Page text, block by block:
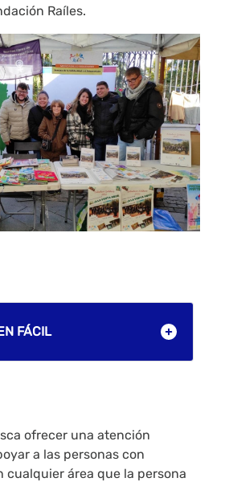
Raíles.
FÁCIL
ofrecer una atención
a las personas con
cualquier área que la persona